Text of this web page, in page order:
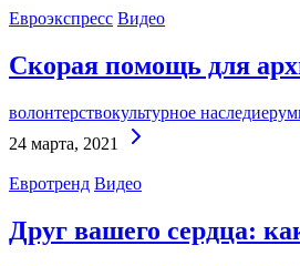
Евроэкспресс Видео
Скорая помощь для
волонтерствокультурное наследие
24 марта, 2021
Евротренд Видео
Друг вашего сердца: